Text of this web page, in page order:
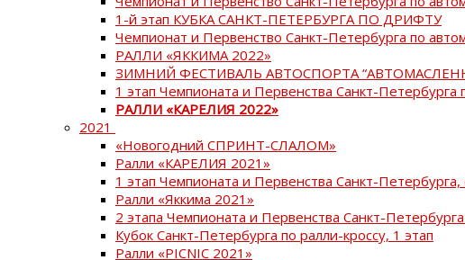
1-й этап КУБКА САНКТ-ПЕТЕРБУРГА ПО ДРИФТУ
Чемпионат и Первенство Санкт-Петербурга по
РАЛЛИ «ЯККИМА 2022»
ЗИМНИЙ ФЕСТИВАЛЬ АВТОСПОРТА
1 этап Чемпионата и Первенства Санкт-Петербурга
РАЛЛИ «КАРЕЛИЯ 2022»
2021
«Новогодний СПРИНТ-СЛАЛОМ»
Ралли «КАРЕЛИЯ 2021»
1 этап Чемпионата и Первенства Санкт-
Ралли «Яккима 2021»
2 этапа Чемпионата и Первенства Санкт-
Кубок Санкт-Петербурга по ралли-кроссу, 1 этап
Ралли «PICNIC 2021»